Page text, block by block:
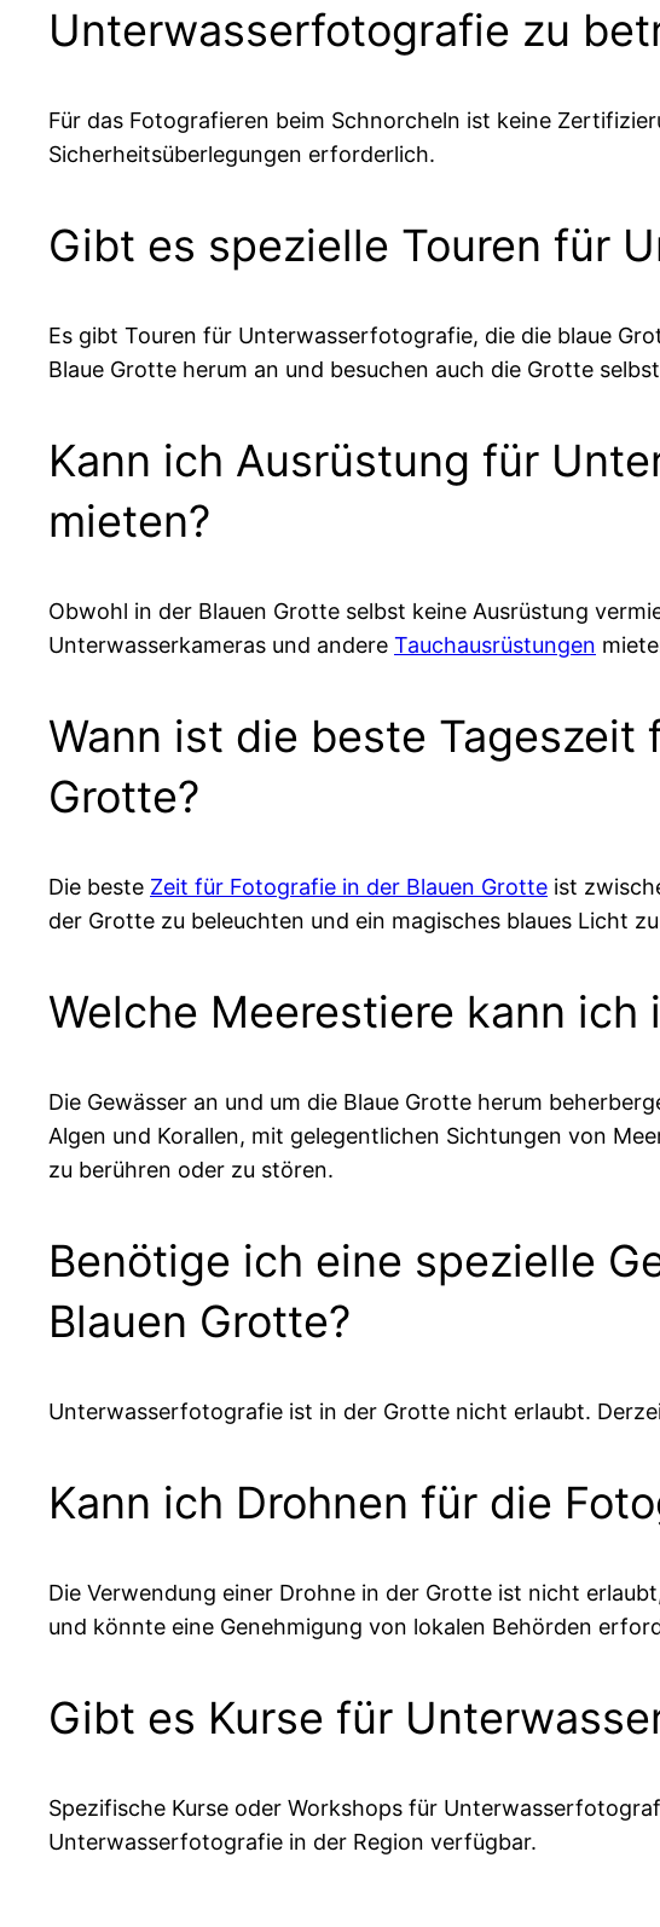
Unterwasserfotografie zu
Für das Fotografieren beim Schnorcheln ist keine
Sicherheitsüberlegungen erforderlich.
Gibt es spezielle Touren für
Es gibt Touren für Unterwasserfotografie, die die blaue
Blaue Grotte herum an und besuchen auch die Grotte
Kann ich Ausrüstung für
mieten?
Obwohl in der Blauen Grotte selbst keine Ausrüstung
Unterwasserkameras und andere Tauchausrüstungen
Wann ist die beste
Grotte?
Die beste Zeit für Fotografie in der Blauen Grotte ist
der Grotte zu beleuchten und ein magisches blaues Licht
Welche Meerestiere kann
Die Gewässer an und um die Blaue Grotte herum
Algen und Korallen, mit gelegentlichen Sichtungen von
zu berühren oder zu stören.
Benötige ich eine spezielle
Blauen Grotte?
Unterwasserfotografie ist in der Grotte nicht erlaubt.
Kann ich Drohnen für die
Die Verwendung einer Drohne in der Grotte ist nicht
und könnte eine Genehmigung von lokalen Behörden
Gibt es Kurse für
Spezifische Kurse oder Workshops für
Unterwasserfotografie in der Region verfügbar.